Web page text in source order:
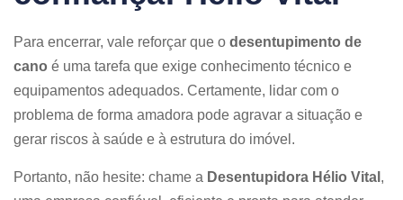
Para encerrar, vale reforçar que o desentupimento de
cano é uma tarefa que exige conhecimento técnico e
equipamentos adequados. Certamente, lidar com o
problema de forma amadora pode agravar a situação e
gerar riscos à saúde e à estrutura do imóvel.
Portanto, não hesite: chame a Desentupidora Hélio Vital ,